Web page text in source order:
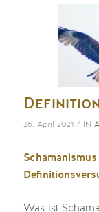
26. April 2021 / IN
Was ist